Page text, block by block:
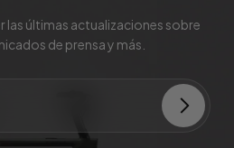
las últimas actualizaciones sobre
de prensa y más.